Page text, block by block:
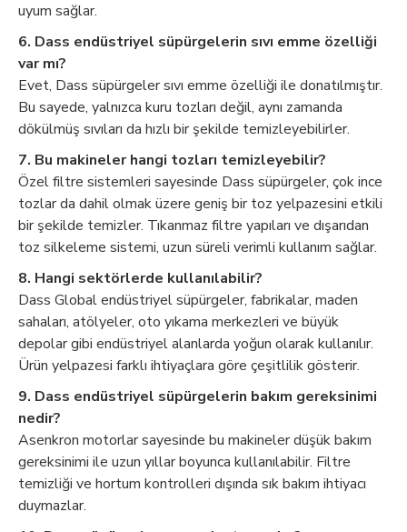
uyum sağlar.
6. Dass endüstriyel süpürgelerin sıvı emme özelliği
var mı?
Evet, Dass süpürgeler sıvı emme özelliği ile donatılmıştır.
Bu sayede, yalnızca kuru tozları değil, aynı zamanda
dökülmüş sıvıları da hızlı bir şekilde temizleyebilirler.
7. Bu makineler hangi tozları temizleyebilir?
Özel filtre sistemleri sayesinde Dass süpürgeler, çok ince
tozlar da dahil olmak üzere geniş bir toz yelpazesini etkili
bir şekilde temizler. Tıkanmaz filtre yapıları ve dışarıdan
toz silkeleme sistemi, uzun süreli verimli kullanım sağlar.
8. Hangi sektörlerde kullanılabilir?
Dass Global endüstriyel süpürgeler, fabrikalar, maden
sahaları, atölyeler, oto yıkama merkezleri ve büyük
depolar gibi endüstriyel alanlarda yoğun olarak kullanılır.
Ürün yelpazesi farklı ihtiyaçlara göre çeşitlilik gösterir.
9. Dass endüstriyel süpürgelerin bakım gereksinimi
nedir?
Asenkron motorlar sayesinde bu makineler düşük bakım
gereksinimi ile uzun yıllar boyunca kullanılabilir. Filtre
temizliği ve hortum kontrolleri dışında sık bakım ihtiyacı
duymazlar.